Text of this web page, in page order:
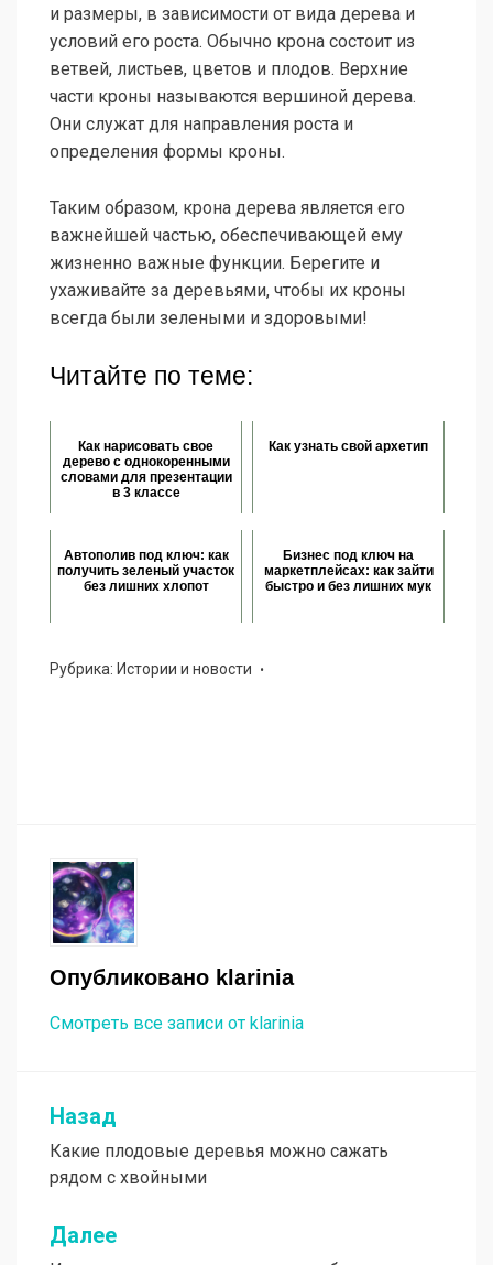
и размеры, в зависимости от вида дерева и
условий его роста. Обычно крона состоит из
ветвей, листьев, цветов и плодов. Верхние
части кроны называются вершиной дерева.
Они служат для направления роста и
определения формы кроны.
Таким образом, крона дерева является его
важнейшей частью, обеспечивающей ему
жизненно важные функции. Берегите и
ухаживайте за деревьями, чтобы их кроны
всегда были зелеными и здоровыми!
Читайте по теме:
Как нарисовать свое
дерево с однокоренными
словами для презентации
в 3 классе
Как узнать свой архетип
Автополив под ключ: как
получить зеленый участок
без лишних хлопот
Бизнес под ключ на
маркетплейсах: как зайти
быстро и без лишних мук
Рубрика: Истории и новости
Опубликовано klarinia
Смотреть все записи от klarinia
Навигация
по
записям
Назад
Какие плодовые деревья можно сажать
рядом с хвойными
Далее